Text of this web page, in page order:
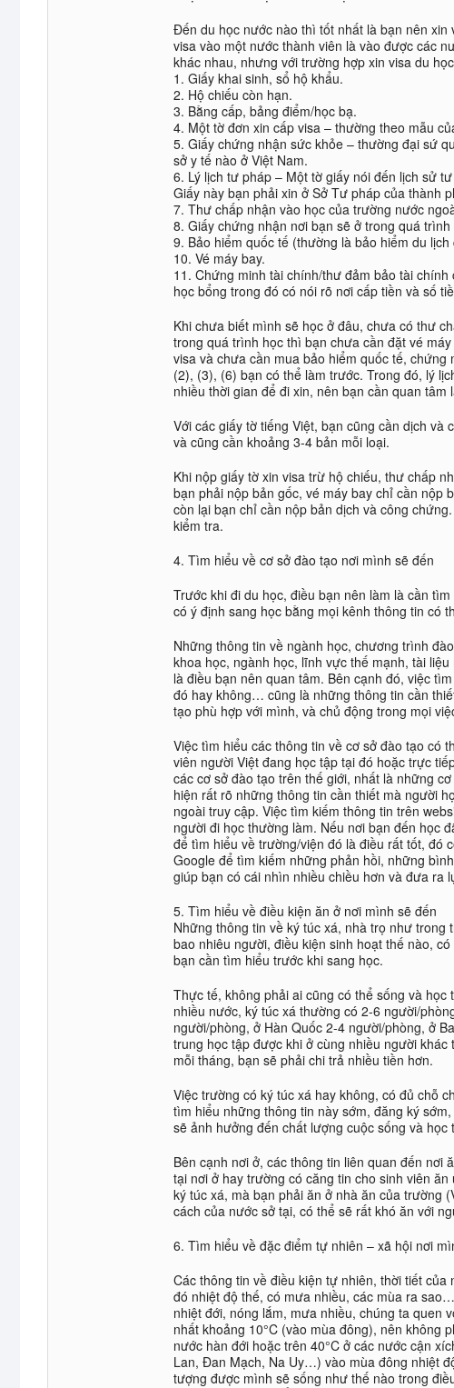
Đến du học nước nào thì tốt nhất là bạn nên
visa vào một nước thành viên là vào được các
khác nhau, nhưng với trường hợp xin visa du
1. Giấy khai sinh, sổ hộ khẩu.
2. Hộ chiếu còn hạn.
3. Bằng cấp, bảng điểm/học bạ.
4. Một tờ đơn xin cấp visa – thường theo mẫu
5. Giấy chứng nhận sức khỏe – thường đại sứ
sở y tế nào ở Việt Nam.
6. Lý lịch tư pháp – Một tờ giấy nói đến lịch sử
Giấy này bạn phải xin ở Sở Tư pháp của thành
7. Thư chấp nhận vào học của trường nước
8. Giấy chứng nhận nơi bạn sẽ ở trong quá trình
9. Bảo hiểm quốc tế (thường là bảo hiểm du lịch
10. Vé máy bay.
11. Chứng minh tài chính/thư đảm bảo tài
học bổng trong đó có nói rõ nơi cấp tiền và số
Khi chưa biết mình sẽ học ở đâu, chưa có thư
trong quá trình học thì bạn chưa cần đặt vé
visa và chưa cần mua bảo hiểm quốc tế,
(2), (3), (6) bạn có thể làm trước. Trong đó, lý
nhiều thời gian để đi xin, nên bạn cần quan
Với các giấy tờ tiếng Việt, bạn cũng cần dịch
và cũng cần khoảng 3-4 bản mỗi loại.
Khi nộp giấy tờ xin visa trừ hộ chiếu, thư chấp
bạn phải nộp bản gốc, vé máy bay chỉ cần nộp
còn lại bạn chỉ cần nộp bản dịch và công
kiểm tra.
4. Tìm hiểu về cơ sở đào tạo nơi mình sẽ đến
Trước khi đi du học, điều bạn nên làm là cần
có ý định sang học bằng mọi kênh thông tin có
Những thông tin về ngành học, chương trình
khoa học, ngành học, lĩnh vực thế mạnh, tài
là điều bạn nên quan tâm. Bên cạnh đó, việc
đó hay không… cũng là những thông tin cần
tạo phù hợp với mình, và chủ động trong mọi
Việc tìm hiểu các thông tin về cơ sở đào tạo có
viên người Việt đang học tập tại đó hoặc trực
các cơ sở đào tạo trên thế giới, nhất là những
hiện rất rõ những thông tin cần thiết mà người
ngoài truy cập. Việc tìm kiếm thông tin trên
người đi học thường làm. Nếu nơi bạn đến học
để tìm hiểu về trường/viện đó là điều rất tốt, đó
Google để tìm kiếm những phản hồi, những
giúp bạn có cái nhìn nhiều chiều hơn và đưa ra
5. Tìm hiểu về điều kiện ăn ở nơi mình sẽ đến
Những thông tin về ký túc xá, nhà trọ như
bao nhiêu người, điều kiện sinh hoạt thế nào,
bạn cần tìm hiểu trước khi sang học.
Thực tế, không phải ai cũng có thể sống và
nhiều nước, ký túc xá thường có 2-6 người/
người/phòng, ở Hàn Quốc 2-4 người/phòng, ở
trung học tập được khi ở cùng nhiều người
mỗi tháng, bạn sẽ phải chi trả nhiều tiền hơn.
Việc trường có ký túc xá hay không, có đủ chỗ
tìm hiểu những thông tin này sớm, đăng ký
sẽ ảnh hưởng đến chất lượng cuộc sống và học
Bên cạnh nơi ở, các thông tin liên quan đến
tại nơi ở hay trường có căng tin cho sinh viên
ký túc xá, mà bạn phải ăn ở nhà ăn của trường
cách của nước sở tại, có thể sẽ rất khó ăn với
6. Tìm hiểu về đặc điểm tự nhiên – xã hội nơi
Các thông tin về điều kiện tự nhiên, thời tiết
đó nhiệt độ thế, có mưa nhiều, các mùa ra
nhiệt đới, nóng lắm, mưa nhiều, chúng ta quen
nhất khoảng 10°C (vào mùa đông), nên không
nước hàn đới hoặc trên 40°C ở các nước cận
Lan, Đan Mạch, Na Uy…) vào mùa đông nhiệt
tượng được mình sẽ sống như thế nào trong